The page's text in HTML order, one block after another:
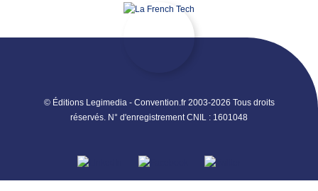
© Éditions Legimedia - Convention.fr 2003-2026 Tous droits
réservés. N° d'enregistrement CNIL : 1601048